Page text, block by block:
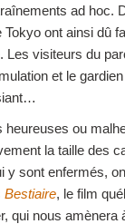
ad hoc.
ont ainsi dû
visiteurs du
et le
ou
la taille des
y sont enfermés,
Bestiaire, le film
qui nous amènera